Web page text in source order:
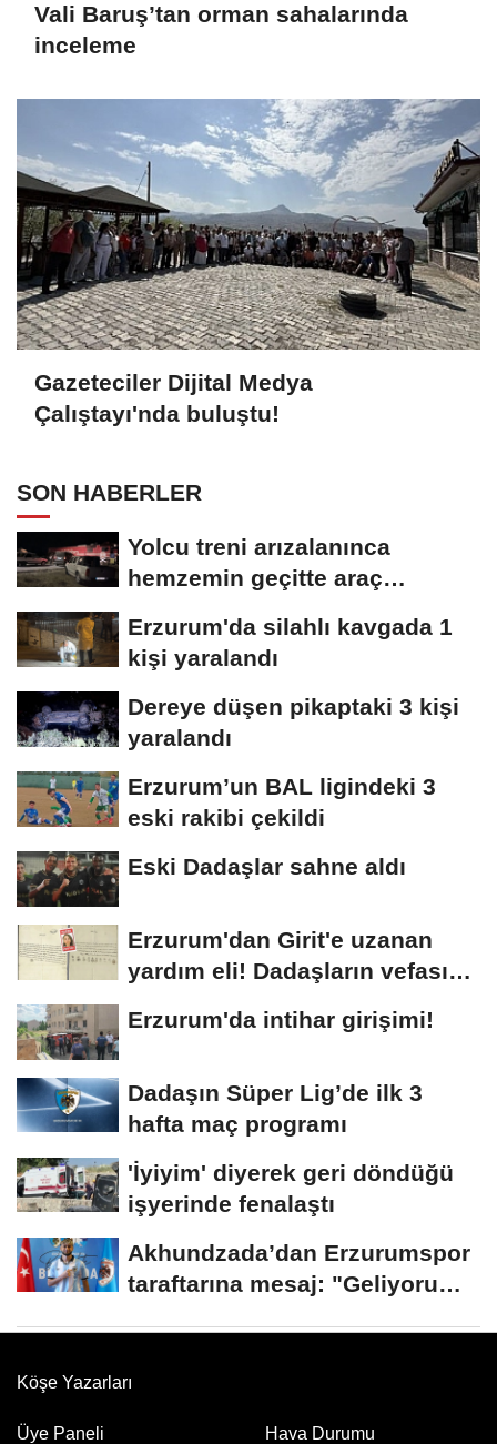
Vali Baruş’tan orman sahalarında
inceleme
Gazeteciler Dijital Medya
Çalıştayı'nda buluştu!
SON HABERLER
Yolcu treni arızalanınca
hemzemin geçitte araç
Erzurum'da silahlı kavgada 1
kişi yaralandı
Dereye düşen pikaptaki 3 kişi
yaralandı
Erzurum’un BAL ligindeki 3
eski rakibi çekildi
Eski Dadaşlar sahne aldı
Erzurum'dan Girit'e uzanan
yardım eli! Dadaşların vefası
Erzurum'da intihar girişimi!
Dadaşın Süper Lig’de ilk 3
hafta maç programı
'İyiyim' diyerek geri döndüğü
işyerinde fenalaştı
Akhundzada’dan Erzurumspor
taraftarına mesaj: "Geliyorum
Köşe Yazarları
Üye Paneli Hava Durumu